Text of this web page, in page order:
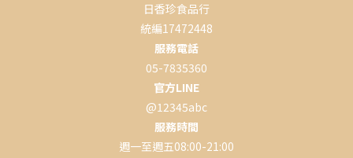
日香珍食品行
統編17472448
服務電話
05-7835360
官方LINE
@12345abc
服務時間
週一至週五08:00-21:00